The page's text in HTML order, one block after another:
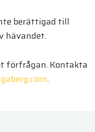
berättigad till
hävandet.
förfrågan. Kontakta
.